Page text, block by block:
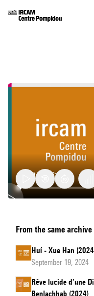
Astaneh
From the same archive
Huí - Xue Han
September 19, 2024
Rêve lucide d’une
Benlachhab (2024)